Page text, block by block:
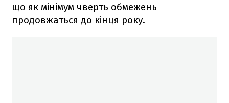
що як мінімум чверть обмежень
продовжаться до кінця року.